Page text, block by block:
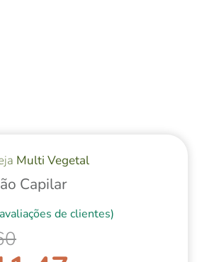
Multi Vegetal
Capilar
avaliações de clientes)